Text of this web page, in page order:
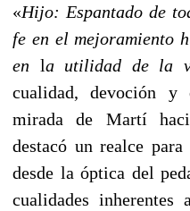
«Hijo: Espantado de
fe en el mejoramiento
en la utilidad de la
cualidad, devoción y
mirada de Martí
destacó un realce
desde la óptica del
cualidades inherentes